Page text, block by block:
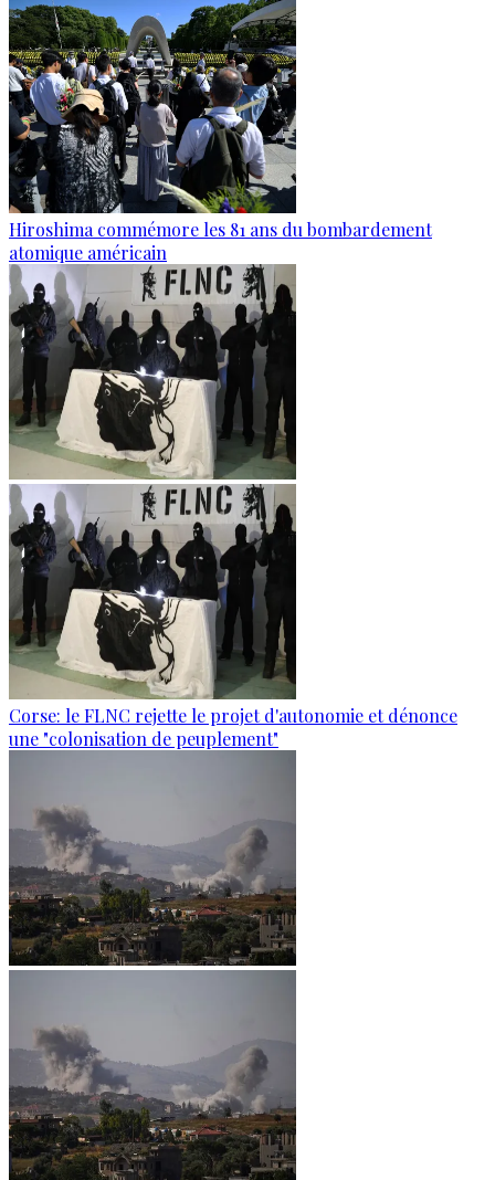
Hiroshima commémore les 81 ans du bombardement
atomique américain
Corse: le FLNC rejette le projet d'autonomie et dénonce
une "colonisation de peuplement"